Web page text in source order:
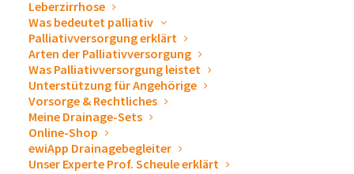
Leberzirrhose
Was bedeutet palliativ
Palliativversorgung erklärt
Arten der Palliativversorgung
Was Palliativversorgung leistet
Unterstützung für Angehörige
Vorsorge & Rechtliches
Meine Drainage-Sets
Online-Shop
ewiApp Drainagebegleiter
Unser Experte Prof. Scheule erklärt
Ausstellungsständen. Lernen Sie uns auf Messen
& Kongressen persönlich kennen. Wir freuen uns
auf Sie!
« Alle Veranstaltungen